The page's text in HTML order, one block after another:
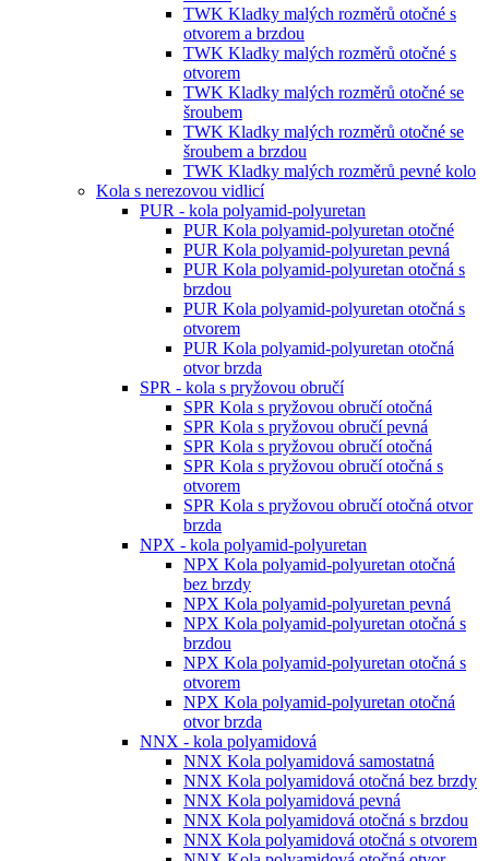
TWK Kladky malých rozměrů otočné s
otvorem a brzdou
TWK Kladky malých rozměrů otočné s
otvorem
TWK Kladky malých rozměrů otočné se
šroubem
TWK Kladky malých rozměrů otočné se
šroubem a brzdou
TWK Kladky malých rozměrů pevné kolo
Kola s nerezovou vidlicí
PUR - kola polyamid-polyuretan
PUR Kola polyamid-polyuretan otočné
PUR Kola polyamid-polyuretan pevná
PUR Kola polyamid-polyuretan otočná s
brzdou
PUR Kola polyamid-polyuretan otočná s
otvorem
PUR Kola polyamid-polyuretan otočná
otvor brzda
SPR - kola s pryžovou obručí
SPR Kola s pryžovou obručí otočná
SPR Kola s pryžovou obručí pevná
SPR Kola s pryžovou obručí otočná
SPR Kola s pryžovou obručí otočná s
otvorem
SPR Kola s pryžovou obručí otočná otvor
brzda
NPX - kola polyamid-polyuretan
NPX Kola polyamid-polyuretan otočná
bez brzdy
NPX Kola polyamid-polyuretan pevná
NPX Kola polyamid-polyuretan otočná s
brzdou
NPX Kola polyamid-polyuretan otočná s
otvorem
NPX Kola polyamid-polyuretan otočná
otvor brzda
NNX - kola polyamidová
NNX Kola polyamidová samostatná
NNX Kola polyamidová otočná bez brzdy
NNX Kola polyamidová pevná
NNX Kola polyamidová otočná s brzdou
NNX Kola polyamidová otočná s otvorem